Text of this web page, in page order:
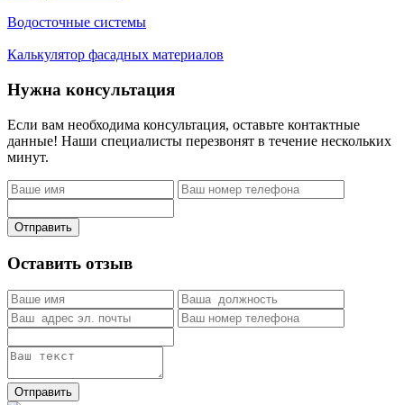
Водосточные системы
Калькулятор фасадных материалов
Нужна консультация
Если вам необходима консультация, оставьте контактные
данные! Наши специалисты перезвонят в течение нескольких
минут.
Отправить
Оставить отзыв
Отправить